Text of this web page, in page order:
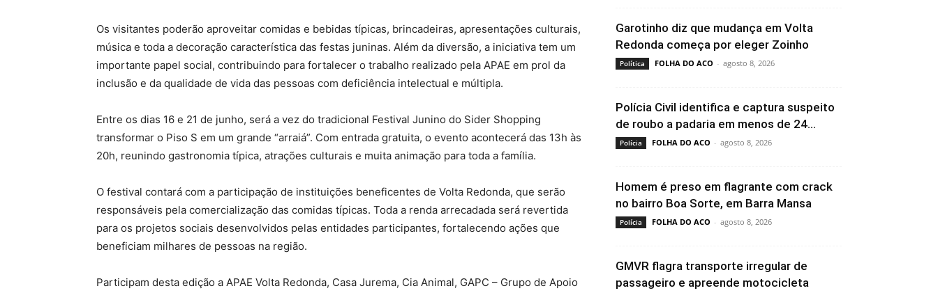
Os visitantes poderão aproveitar comidas e bebidas típicas, brincadeiras, apresentações culturais,
música e toda a decoração característica das festas juninas. Além da diversão, a iniciativa tem um
importante papel social, contribuindo para fortalecer o trabalho realizado pela APAE em prol da
inclusão e da qualidade de vida das pessoas com deficiência intelectual e múltipla.
Entre os dias 16 e 21 de junho, será a vez do tradicional Festival Junino do Sider Shopping
transformar o Piso S em um grande “arraiá”. Com entrada gratuita, o evento acontecerá das 13h às
20h, reunindo gastronomia típica, atrações culturais e muita animação para toda a família.
O festival contará com a participação de instituições beneficentes de Volta Redonda, que serão
responsáveis pela comercialização das comidas típicas. Toda a renda arrecadada será revertida
para os projetos sociais desenvolvidos pelas entidades participantes, fortalecendo ações que
beneficiam milhares de pessoas na região.
Participam desta edição a APAE Volta Redonda, Casa Jurema, Cia Animal, GAPC – Grupo de Apoio
Garotinho diz que mudança em Volta
Redonda começa por eleger Zoinho
Política FOLHA DO ACO - agosto 8, 2026
Polícia Civil identifica e captura suspeito
de roubo a padaria em menos de 24...
Polícia FOLHA DO ACO - agosto 8, 2026
Homem é preso em flagrante com crack
no bairro Boa Sorte, em Barra Mansa
Polícia FOLHA DO ACO - agosto 8, 2026
GMVR flagra transporte irregular de
passageiro e apreende motocicleta